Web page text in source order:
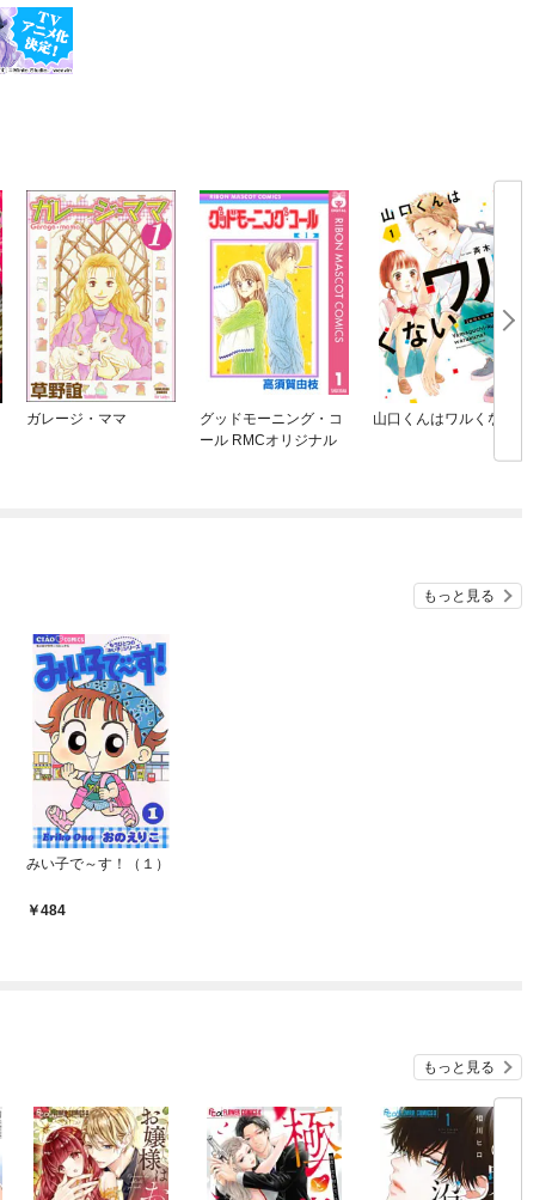
ガレージ・ママ
グッドモーニング・コ
ール RMCオリジナル
山口くんはワルくない
もっと見る
みい子で～す！（１）
484
もっと見る